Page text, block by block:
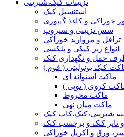
تزیینات کیک،شیرینی
استنسیل کیک
خوراکی و کاغذ گیپوری
سس تزیینی و سیروپ
ترافل و مروارید خوراکی
انواع زیر کیکی و پلکسی
حمل و نگهداری کیک
کیک یونولیتی ( فوم )
ماکت استوانه ای
کروی ( توپی )
ماکت مخروط
ماکت میان تهی
شیرینی،کیک،کاپ کیک
و تاپر کیک و برچسب کیک
ورق و اکریل خوراکی